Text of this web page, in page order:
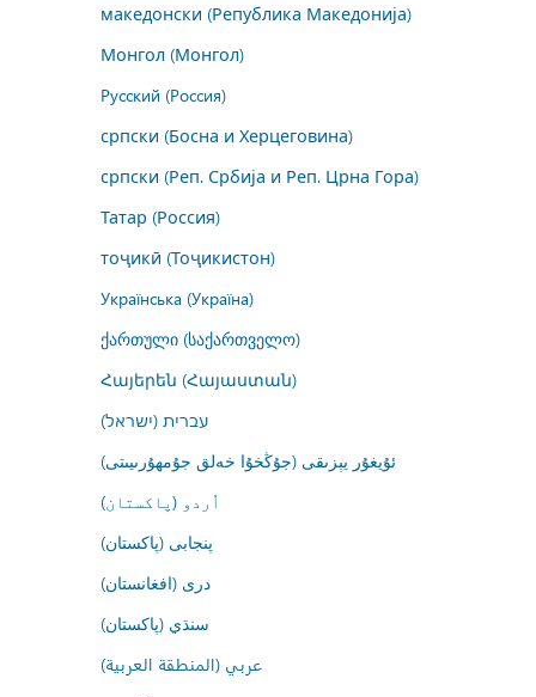
македонски (Република Македонија)
Монгол (Монгол)
Русский (Россия)
српски (Босна и Херцеговина)
српски (Реп. Србија и Реп. Црна Гора)
Татар (Россия)
тоҷикӣ (Тоҷикистон)
Українська (Україна)
ქართული (საქართველო)
Հայերեն (Հայաստան)
עברית (ישראל)
ئۇيغۇر يېزىقى (جۇڭخۇا خەلق جۇمھۇرىيىتى)
اُردو (پاکستان)
پنجابی (پاکستان)
درى (افغانستان)
سنڌي (پاکستان)
عربي (المنطقة العربية)